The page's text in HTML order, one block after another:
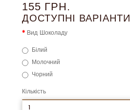
155 ГРН.
ДОСТУПНІ ВАРІАНТИ
Вид Шоколаду
Білий
Молочний
Чорний
Кількість